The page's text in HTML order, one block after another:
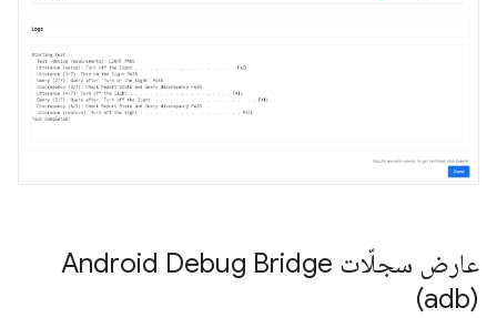
عارض سجلّات Android Debug Bridge
(adb)